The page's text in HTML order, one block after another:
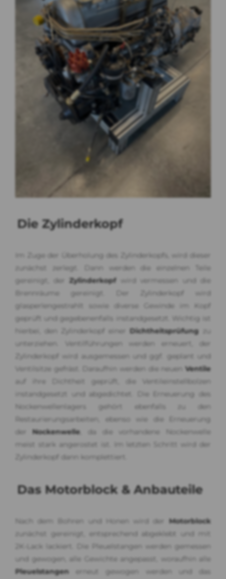
Die Zylinderkopf
Im Zuge der Überholung des Zylinderkopfs, wird dieser
zunächst zerlegt. Dann werden die einzelnen Teile
gereinigt, der
Zylinderkopf wird vermessen und die
Brennräume gereinigt. Der Zylinderkopf wird
glasperlengestrahlt sowie diverse Gewinde im Kopf
geprüft und gegebenenfalls instandgesetzt. Wichtig ist
hierbei, den Zylinderkopf einer
Dichtheitsprüfung
unterziehen. Ventilführungen werden erneuert, der
Zylinderkopf wird ausgemessen und ggf. geplant und
Ventilsitze gefräst. Daraufhin werden die neuen Ventile
auf ihre Dichtheit geprüft, die Ventileinstellbolzen
instandgesetzt und abgedichtet. Die Erneuerung des
Nockenwellenlagers gehört ebenfalls zu den
Restaurierungsarbeiten, ebenso wie die Erneuerung
der Nockenwelle , da die vorhandene Nockenwelle
meist stark angerostet ist. Im letzten Schritt wird der
Zylinderkopf dann komplettiert.
Das Motorblock & Anbauteile
Nach dem Bohren und Honen wird der
Motorblock
zunächst gereinigt, entsprechend abgeklebt und mit
2K-Lack lackiert. Die Pleuelstangen werden gemessen
und gewogen, alle Gewichte angepasst, woraufhin alle
Pleuelstangen erneut gewogen werden und das